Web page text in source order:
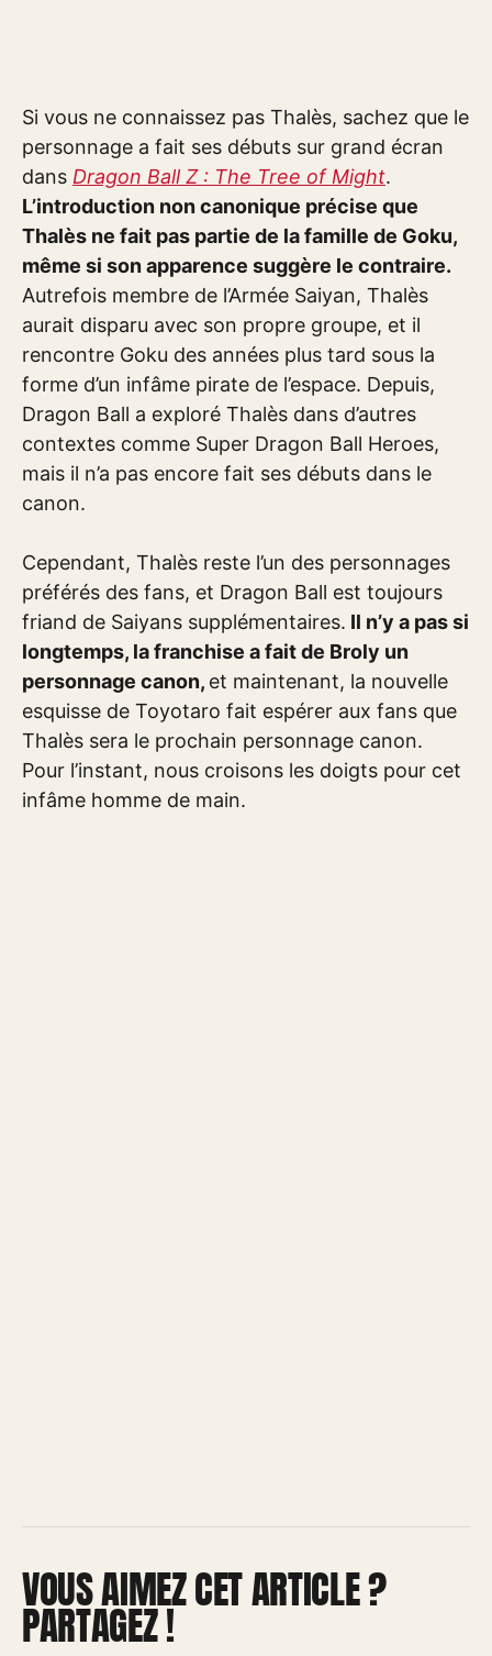
Si vous ne connaissez pas Thalès, sachez que le
personnage a fait ses débuts sur grand écran
dans Dragon Ball Z : The Tree of Might.
L’introduction non canonique précise que
Thalès ne fait pas partie de la famille de Goku,
même si son apparence suggère le contraire.
Autrefois membre de l’Armée Saiyan, Thalès
aurait disparu avec son propre groupe, et il
rencontre Goku des années plus tard sous la
forme d’un infâme pirate de l’espace. Depuis,
Dragon Ball a exploré Thalès dans d’autres
contextes comme Super Dragon Ball Heroes,
mais il n’a pas encore fait ses débuts dans le
canon.
Cependant, Thalès reste l’un des personnages
préférés des fans, et Dragon Ball est toujours
friand de Saiyans supplémentaires. Il n’y a pas si
longtemps, la franchise a fait de Broly un
personnage canon, et maintenant, la nouvelle
esquisse de Toyotaro fait espérer aux fans que
Thalès sera le prochain personnage canon.
Pour l’instant, nous croisons les doigts pour cet
infâme homme de main.
VOUS AIMEZ CET ARTICLE ?
PARTAGEZ !